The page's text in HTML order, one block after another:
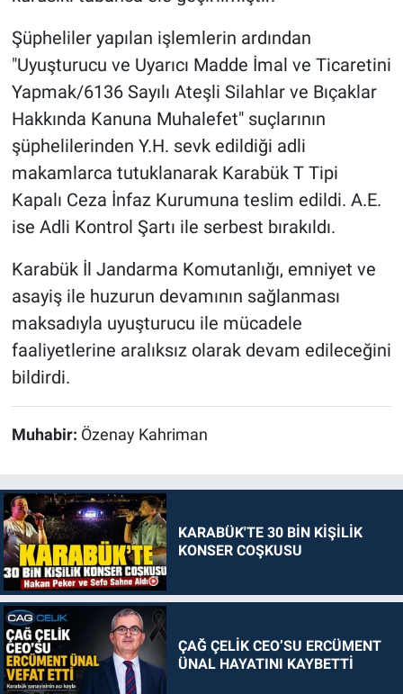
Şüpheliler yapılan işlemlerin ardından
"Uyuşturucu ve Uyarıcı Madde İmal ve Ticaretini
Yapmak/6136 Sayılı Ateşli Silahlar ve Bıçaklar
Hakkında Kanuna Muhalefet" suçlarının
şüphelilerinden Y.H. sevk edildiği adli
makamlarca tutuklanarak Karabük T Tipi
Kapalı Ceza İnfaz Kurumuna teslim edildi. A.E.
ise Adli Kontrol Şartı ile serbest bırakıldı.
Karabük İl Jandarma Komutanlığı, emniyet ve
asayiş ile huzurun devamının sağlanması
maksadıyla uyuşturucu ile mücadele
faaliyetlerine aralıksız olarak devam edileceğini
bildirdi.
Muhabir: Özenay Kahriman
KARABÜK'TE 30 BİN KİŞİLİK
KONSER COŞKUSU
ÇAĞ ÇELİK CEO’SU ERCÜMENT
ÜNAL HAYATINI KAYBETTİ